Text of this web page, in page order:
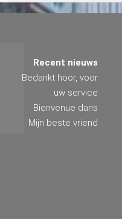
Recent nieuws
Bedankt hoor, voor
uw service
Bienvenue dans
Mijn beste vriend